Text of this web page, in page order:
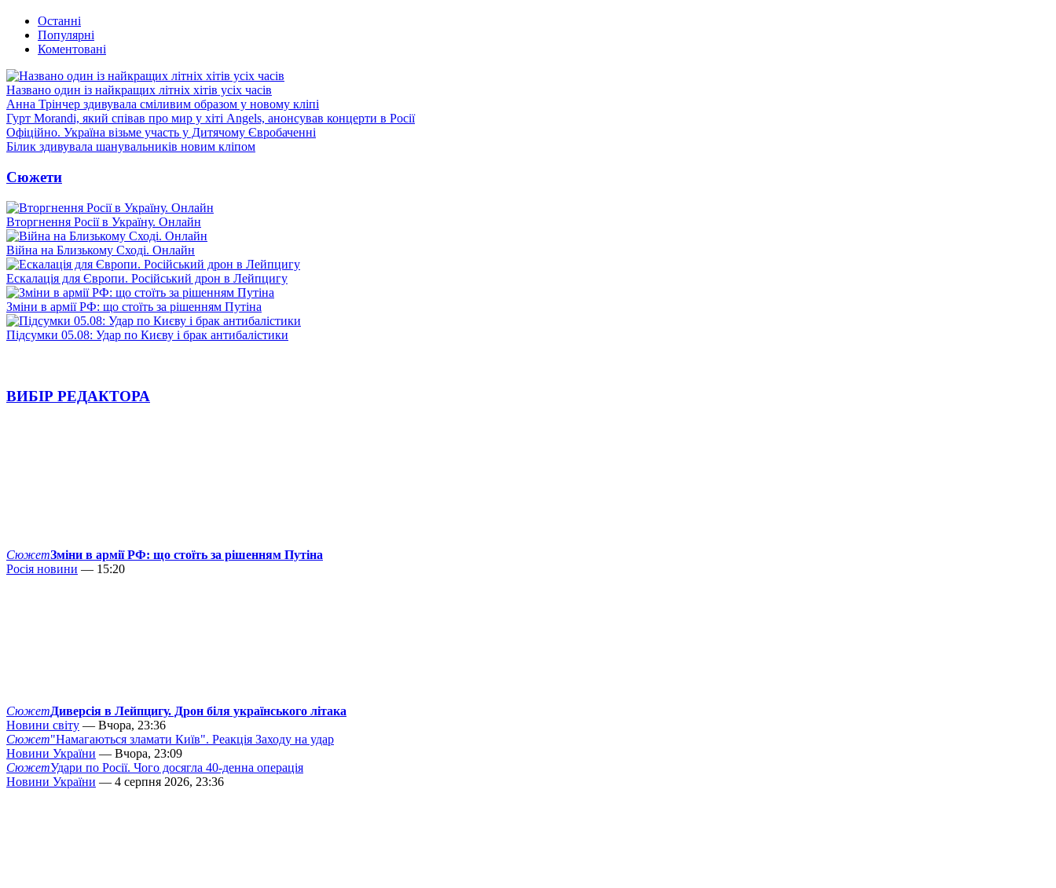
Останні
Популярні
Коментовані
Названо один із найкращих літніх хітів усіх часів
Анна Трінчер здивувала сміливим образом у новому кліпі
Гурт Morandi, який співав про мир у хіті Angels, анонсував концерти в Росії
Офіційно. Україна візьме участь у Дитячому Євробаченні
Білик здивувала шанувальників новим кліпом
Сюжети
Вторгнення Росії в Україну. Онлайн
Війна на Близькому Сході. Онлайн
Ескалація для Європи. Російський дрон в Лейпцигу
Зміни в армії РФ: що стоїть за рішенням Путіна
Підсумки 05.08: Удар по Києву і брак антибалістики
ВИБІР РЕДАКТОРА
СюжетЗміни в армії РФ: що стоїть за рішенням Путіна
Росія новини — 15:20
СюжетДиверсія в Лейпцигу. Дрон біля українського літака
Новини світу — Вчора, 23:36
Сюжет"Намагаються зламати Київ". Реакція Заходу на удар
Новини України — Вчора, 23:09
СюжетУдари по Росії. Чого досягла 40-денна операція
Новини України — 4 серпня 2026, 23:36